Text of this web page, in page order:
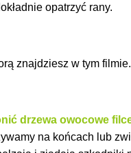
opatrzyć rany.
znajdziesz w tym filmie.
drzewa owocowe
na końcach lub